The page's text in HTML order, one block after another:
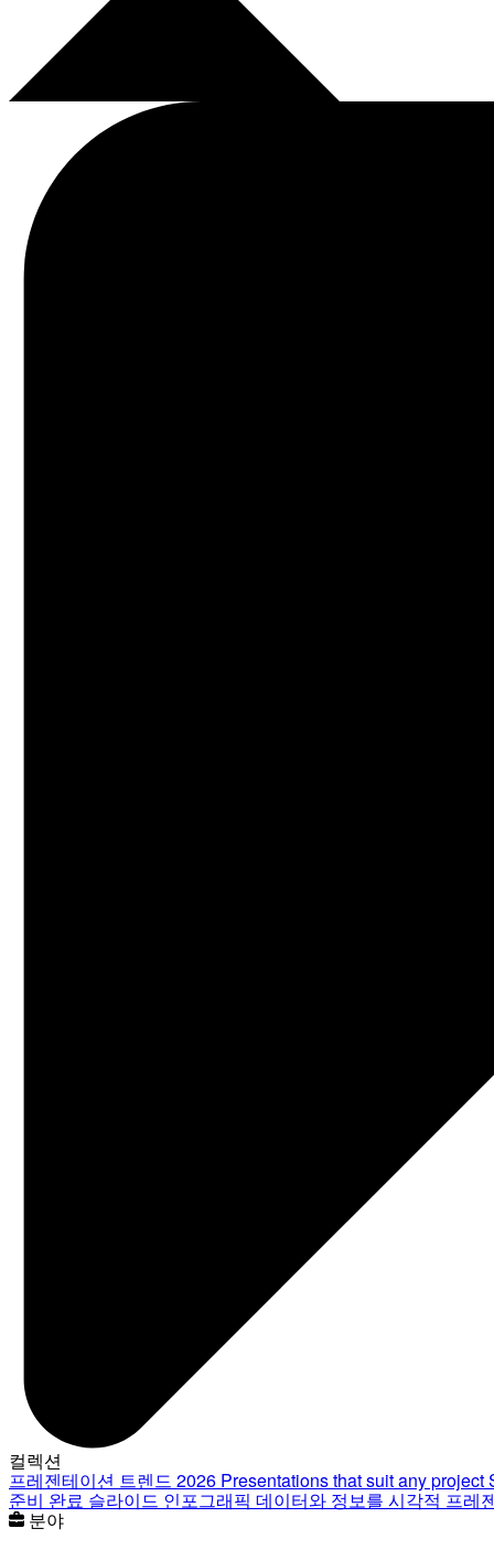
컬렉션
프레젠테이션 트렌드 2026 Presentations that suit any project
준비 완료 슬라이드 인포그래픽 데이터와 정보를 시각적 프레
분야